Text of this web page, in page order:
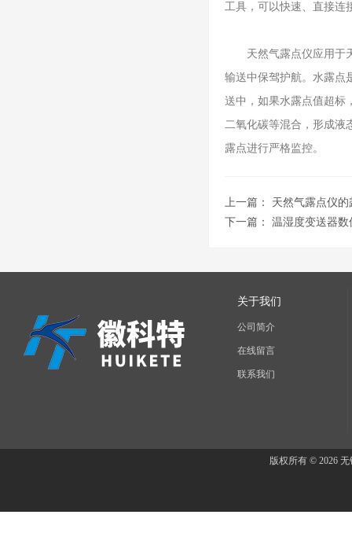
工具，可以快速、直接连
天然气露点仪应用于天
输送中保驾护航。水露点
送中，如果水露点值超标
二氧化碳等混合，形成液
露点进行严格监控。
上一篇： 天然气露点仪
下一篇： 温湿度变送器数
关于我们
公司简介
在线留言
联系我们
版权所有 © 2026